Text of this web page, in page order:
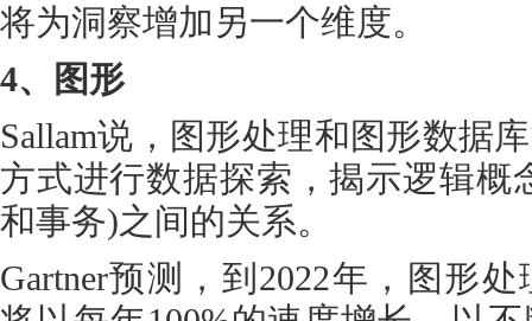
将为洞察增加另一个维度。
4、图形
Sallam说，图形处理和图形数据
方式进行数据探索，揭示逻辑概
和事务)之间的关系。
Gartner预测，到2022年，图形